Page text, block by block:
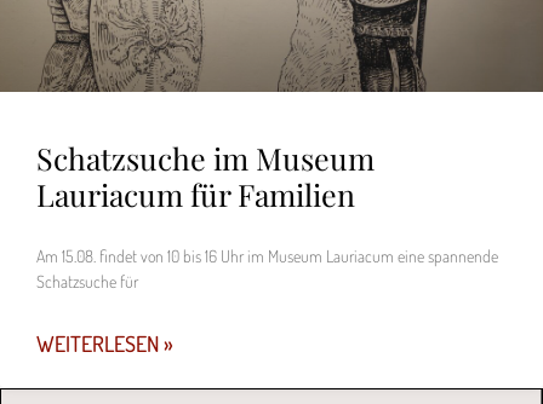
Schatzsuche im Museum
Lauriacum für Familien
Am 15.08. findet von 10 bis 16 Uhr im Museum Lauriacum eine spannende
Schatzsuche für
WEITERLESEN »